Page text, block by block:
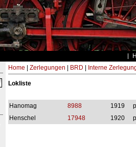
Home Zerlegungen BRD Interne
Lokliste
Hanomag 8988 1919
Henschel
17948 1920